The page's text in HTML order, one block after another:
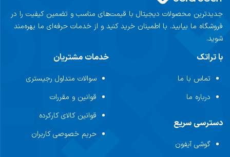
جدیدترین محصولات دیجیتال با قیمت‌های مناسب و تضمین کیفیت را در
فروشگاه ما بیابید. با اطمینان خرید کنید و از خدمات حرفه‌ای ما بهره‌مند
شوید.
با تراتک
تماس با ما
درباره ما
دسترسی سریع
گوشی آیفون
خدمات مشتریان
سوالات متداول رجیستری
قوانین و مقررات
قوانین کالای کارکرده
حریم خصوصی کاربران